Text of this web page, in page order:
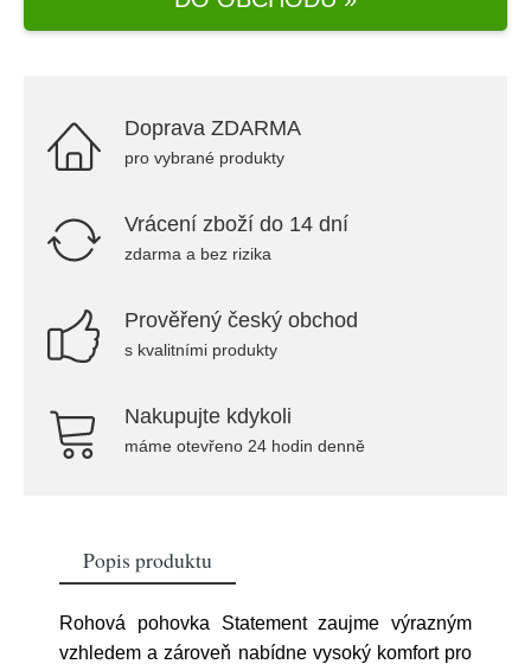
Doprava ZDARMA
pro vybrané produkty
Vrácení zboží do 14 dní
zdarma a bez rizika
Prověřený český obchod
s kvalitními produkty
Nakupujte kdykoli
máme otevřeno 24 hodin denně
Popis produktu
Rohová pohovka Statement zaujme výrazným
vzhledem a zároveň nabídne vysoký komfort pro